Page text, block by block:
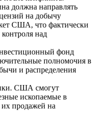
должна направлять
на добычу
США, что фактически
над
фонд
полномочия в
и распределения
США смогут
ископаемые в
продажей на